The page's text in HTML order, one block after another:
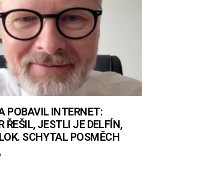
POBAVIL INTERNET:
ŘEŠIL, JESTLI JE DELFÍN,
SCHYTAL POSMĚCH